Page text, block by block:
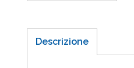
Descrizione